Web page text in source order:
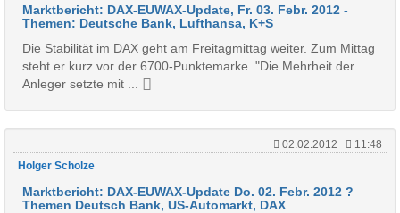
Marktbericht: DAX-EUWAX-Update, Fr. 03. Febr. 2012 -
Themen: Deutsche Bank, Lufthansa, K+S
Die Stabilität im DAX geht am Freitagmittag weiter. Zum Mittag
steht er kurz vor der 6700-Punktemarke. "Die Mehrheit der
Anleger setzte mit ...
02.02.2012
11:48
Holger Scholze
Marktbericht: DAX-EUWAX-Update Do. 02. Febr. 2012 ?
Themen Deutsch Bank, US-Automarkt, DAX